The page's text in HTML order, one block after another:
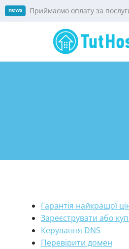
Skip
to
news Приймаємо оплату за
Гарантія найкращої
Зареєструвати або
Керування DNS
Перевірити домен